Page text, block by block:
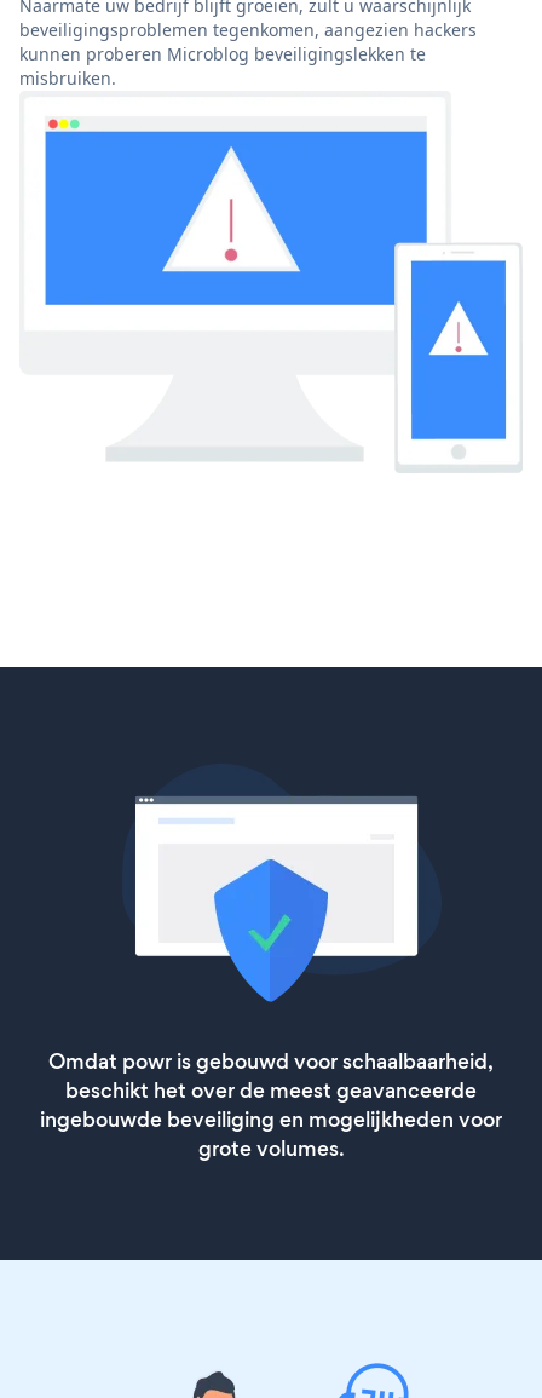
Naarmate uw bedrijf blijft groeien, zult u waarschijnlijk
beveiligingsproblemen tegenkomen, aangezien hackers
kunnen proberen Microblog beveiligingslekken te
misbruiken.
Omdat powr is gebouwd voor schaalbaarheid,
beschikt het over de meest geavanceerde
ingebouwde beveiliging en mogelijkheden voor
grote volumes.